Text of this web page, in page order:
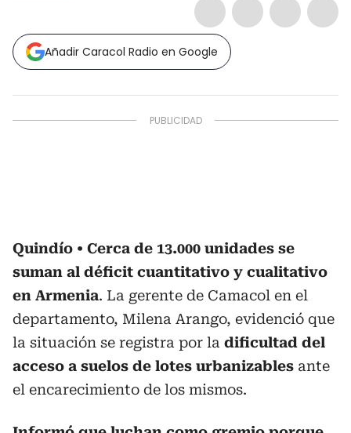
Añadir Caracol Radio en Google
Quindío
Cerca de 13.000 unidades se
suman al déficit cuantitativo y cualitativo
en Armenia. La gerente de Camacol en el
departamento, Milena Arango, evidenció que
la situación se registra por la dificultad del
acceso a suelos de lotes urbanizables ante
el encarecimiento de los mismos.